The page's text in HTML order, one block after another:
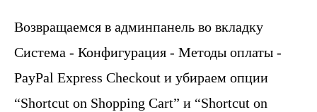
Возвращаемся в админпанель во вкладку
Система - Конфигурация - Методы оплаты -
PayPal Express Checkout и убираем опции
“Shortcut on Shopping Cart” и “Shortcut on